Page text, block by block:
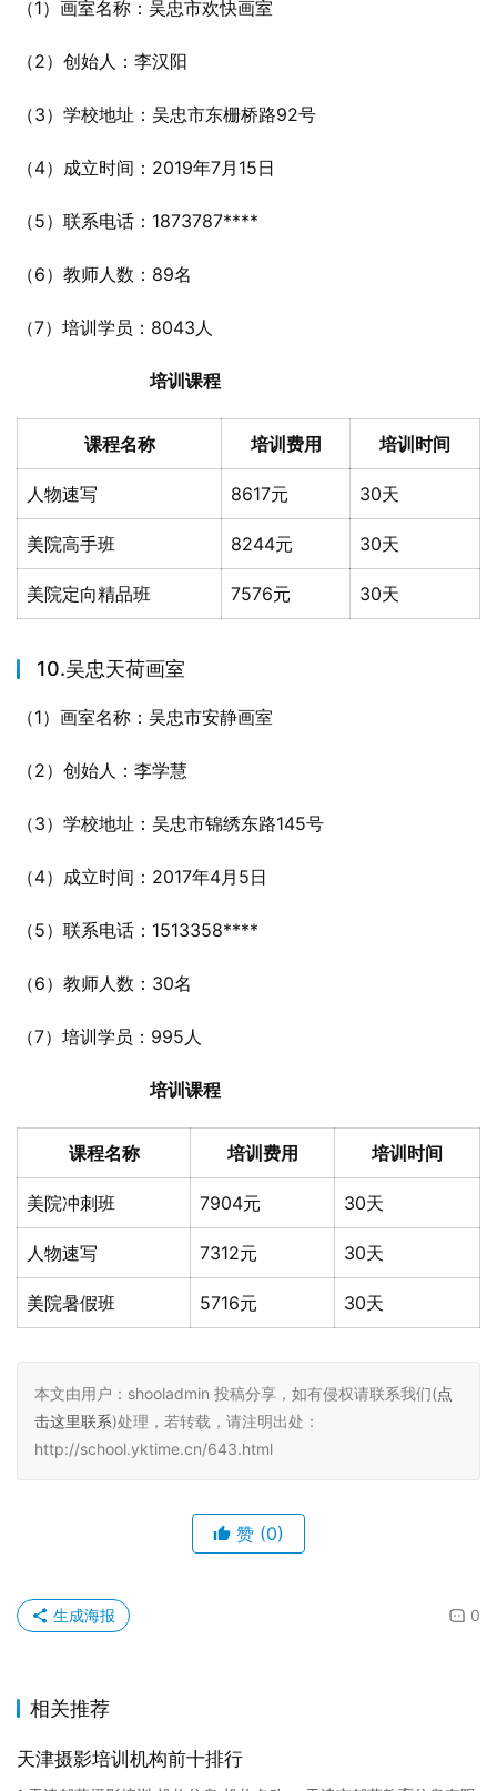
（1）画室名称：吴忠市欢快画室
（2）创始人：李汉阳
（3）学校地址：吴忠市东栅桥路92号
（4）成立时间：2019年7月15日
（5）联系电话：1873787****
（6）教师人数：89名
（7）培训学员：8043人
培训课程
课程名称 培训费用 培训时间
人物速写 8617元 30天
美院高手班 8244元 30天
美院定向精品班 7576元 30天
10.吴忠天荷画室
（1）画室名称：吴忠市安静画室
（2）创始人：李学慧
（3）学校地址：吴忠市锦绣东路145号
（4）成立时间：2017年4月5日
（5）联系电话：1513358****
（6）教师人数：30名
（7）培训学员：995人
培训课程
课程名称 培训费用 培训时间
美院冲刺班 7904元 30天
人物速写 7312元 30天
美院暑假班 5716元 30天
本文由用户：shooladmin 投稿分享，如有侵权请联系我们(点
击这里联系)处理，若转载，请注明出处：
http://school.yktime.cn/643.html
赞 (0)
0
生成海报
相关推荐
天津摄影培训机构前十排行